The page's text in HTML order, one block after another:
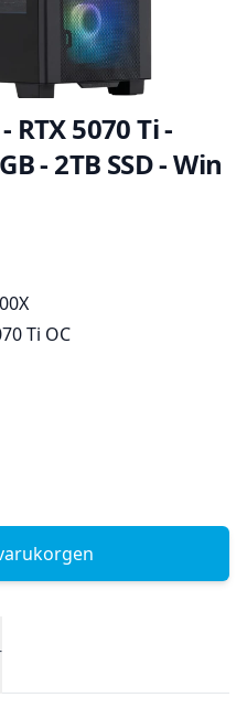
RTX 5070 Ti -
- 2TB SSD - Win
Ti OC